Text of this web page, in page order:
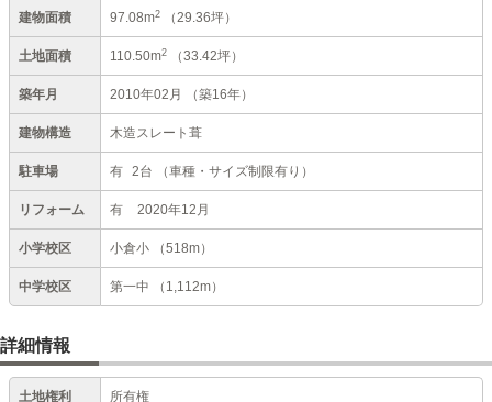
建物面積 97.08m2 （29.36坪）
土地面積 110.50m2 （33.42坪）
築年月 2010年02月 （築16年）
建物構造 木造スレート葺
駐車場 有 2台 （車種・サイズ制限有り）
リフォーム 有 2020年12月
小学校区 小倉小 （518m）
中学校区 第一中 （1,112m）
詳細情報
土地権利 所有権